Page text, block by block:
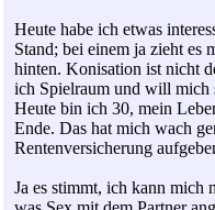
Heute habe ich etwas
Stand; bei einem ja zieht es
hinten. Konisation ist nicht
ich Spielraum und will mich
Heute bin ich 30, mein
Ende. Das hat mich wach
Rentenversicherung
Ja es stimmt, ich kann mich